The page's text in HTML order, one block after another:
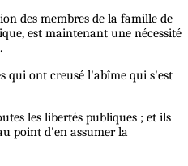
des membres de la famille de
est maintenant une nécessité
qui ont creusé l'abîme qui s'est
les libertés publiques ; et ils
point d'en assumer la